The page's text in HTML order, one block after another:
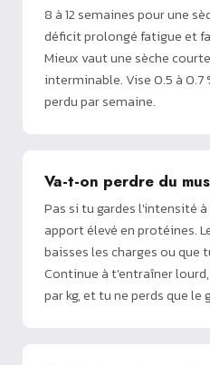
8 à 12 semaines pour une
déficit prolongé fatigue et
Mieux vaut une sèche
interminable. Vise 0.5 à 0.7
perdu par semaine.
Va-t-on perdre du
Pas si tu gardes l'intensité
apport élevé en protéines.
baisses les charges ou que
Continue à t'entraîner
par kg, et tu ne perds que le